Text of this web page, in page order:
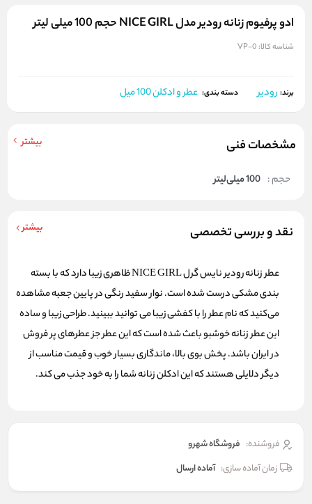
ادو پرفیوم زنانه رودیر مدل NICE GIRL حجم 100 میلی لیتر
شناسه کالا: VP-0
برند: رودیر دسته بندی: عطر و ادکلن 100 میل
مشخصات فنی بیشتر
حجم : 100 میلی‌لیتر
نقد و بررسی تخصصی بیشتر
عطر زنانه رودیر نایس گرل NICE GIRL ظاهری زیبا دارد که با بسته
بندی مشکی درست شده است. نوار سفید رنگی در پایین جعبه مشاهده
می‌کنید که نام عطر را با کفشی زیبا می توانید ببینید. طراحی زیبا و ساده
این عطر زنانه خوشبو باعث شده است که این عطر جز عطرهای پر فروش
در ایران باشد. پخش بوی بالا، ماندگاری بسیار خوب و قیمت مناسب از
دیگر دلایلی هستند که این ادکلن زنانه شما را به خود جذب می کند.
فروشنده: فروشگاه شهرو
زمان آماده سازی: آماده ارسال